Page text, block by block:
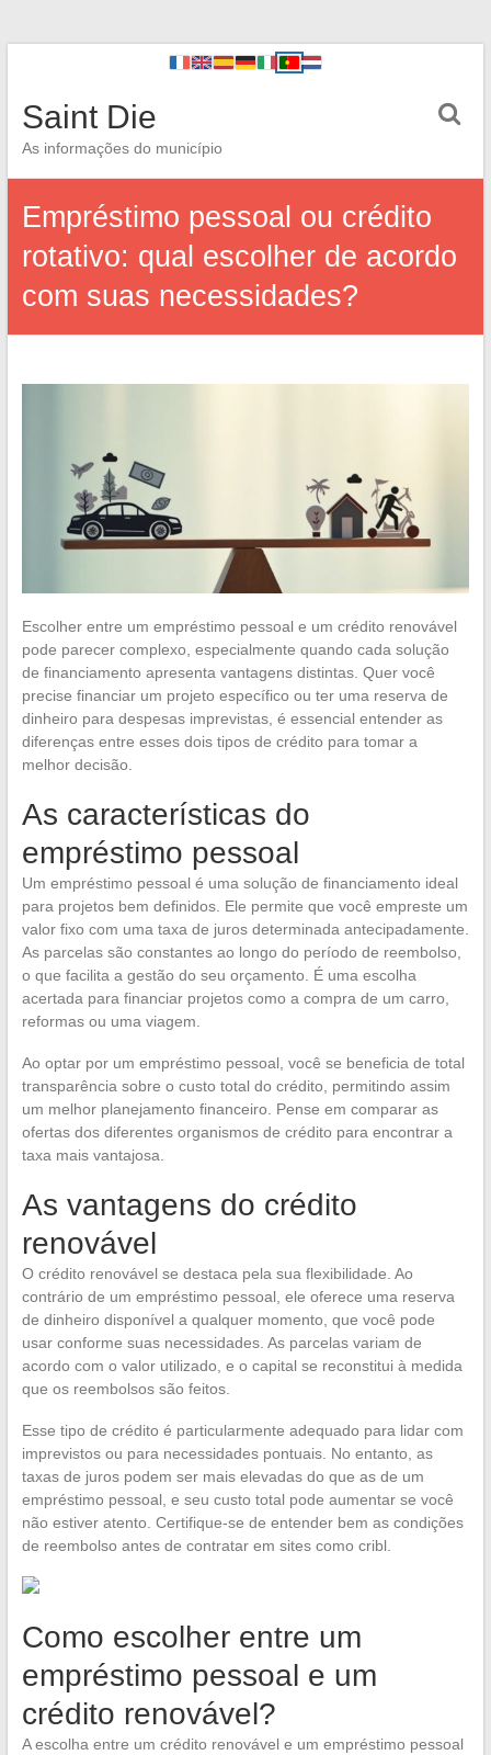
Saint Die
As informações do município
Empréstimo pessoal ou crédito
rotativo: qual escolher de acordo
com suas necessidades?
Escolher entre um empréstimo pessoal e um crédito renovável
pode parecer complexo, especialmente quando cada solução
de financiamento apresenta vantagens distintas. Quer você
precise financiar um projeto específico ou ter uma reserva de
dinheiro para despesas imprevistas, é essencial entender as
diferenças entre esses dois tipos de crédito para tomar a
melhor decisão.
As características do
empréstimo pessoal
Um empréstimo pessoal é uma solução de financiamento ideal
para projetos bem definidos. Ele permite que você empreste um
valor fixo com uma taxa de juros determinada antecipadamente.
As parcelas são constantes ao longo do período de reembolso,
o que facilita a gestão do seu orçamento. É uma escolha
acertada para financiar projetos como a compra de um carro,
reformas ou uma viagem.
Ao optar por um empréstimo pessoal, você se beneficia de total
transparência sobre o custo total do crédito, permitindo assim
um melhor planejamento financeiro. Pense em comparar as
ofertas dos diferentes organismos de crédito para encontrar a
taxa mais vantajosa.
As vantagens do crédito
renovável
O crédito renovável se destaca pela sua flexibilidade. Ao
contrário de um empréstimo pessoal, ele oferece uma reserva
de dinheiro disponível a qualquer momento, que você pode
usar conforme suas necessidades. As parcelas variam de
acordo com o valor utilizado, e o capital se reconstitui à medida
que os reembolsos são feitos.
Esse tipo de crédito é particularmente adequado para lidar com
imprevistos ou para necessidades pontuais. No entanto, as
taxas de juros podem ser mais elevadas do que as de um
empréstimo pessoal, e seu custo total pode aumentar se você
não estiver atento. Certifique-se de entender bem as condições
de reembolso antes de contratar em sites como cribl.
Como escolher entre um
empréstimo pessoal e um
crédito renovável?
A escolha entre um crédito renovável e um empréstimo pessoal